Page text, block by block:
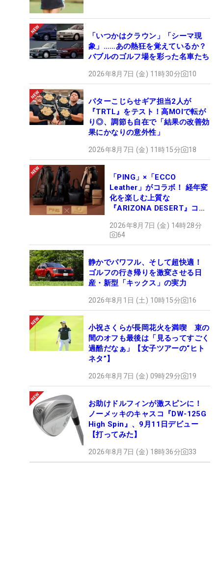
「いつかはクラウン」「シーマ現
象」……あの熱狂を覚えているか？
バブルのゴルフ場を彩った名車たち
2026年8月7日 (金) 11時30分 10
パターこじらせギア担当2人が
『TRTL』をテスト！高MOIで転が
り◎、調節も自在で「結果の改善効
果にかなりの意外性」
2026年8月7日 (金) 11時15分 18
「PING」×「ECCO
Leather」がコラボ！ 経年変
化を楽しむ上質な
『ARIZONA DESERT』コレ
ュー
2026年8月7日 (金) 14時28分
64
静かでパワフル、そして超快適！
ゴルフの行き帰りを激変させる日
産・新型「キックス」の実力
2026年8月1日 (土) 10時15分 16
小祝さくらが長岡花火を満喫 束の
間のオフも最後は「見るってすごく
過酷だなぁ」【女子ツアーの“ヒト
ネタ”】
2026年8月7日 (金) 09時29分 19
お助けドルフィンが激スピンに！
ノーメッキのキャスコ『DW-125G
High Spin』、9月11日デビュー
【打ってみた】
2026年8月7日 (金) 18時36分 33